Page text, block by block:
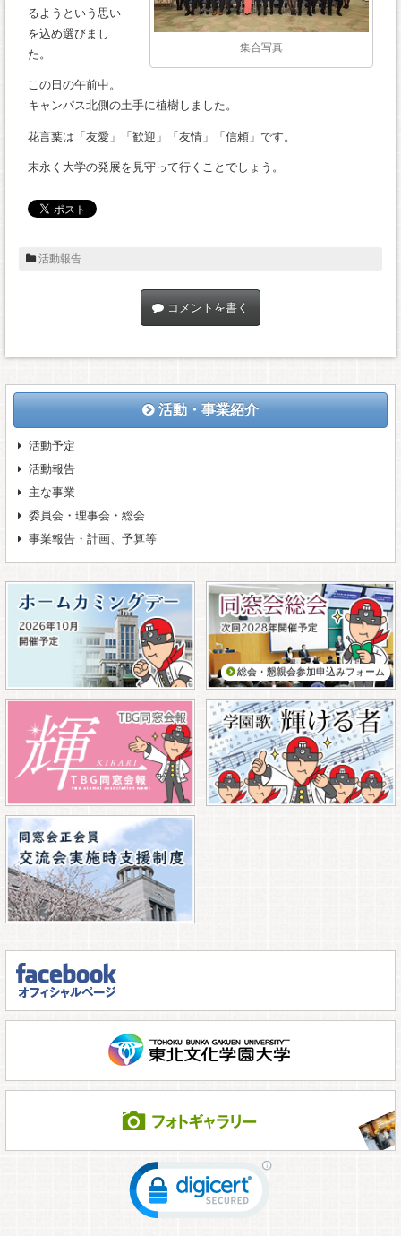
集合写真
るようという思い
を込め選びまし
た。
この日の午前中。
キャンパス北側の土手に植樹しました。
花言葉は「友愛」「歓迎」「友情」「信頼」です。
末永く大学の発展を見守って行くことでしょう。
活動報告
コメントを書く
活動・事業紹介
活動予定
活動報告
主な事業
委員会・理事会・総会
事業報告・計画、予算等
総会・懇親会参加申込みフォーム